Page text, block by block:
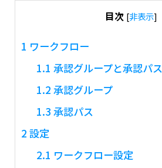
目次 [非表示]
1 ワークフロー
1.1 承認グループと承認パス
1.2 承認グループ
1.3 承認パス
2 設定
2.1 ワークフロー設定